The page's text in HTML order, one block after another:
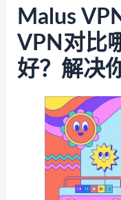
Malus
VPN对比
好？解决